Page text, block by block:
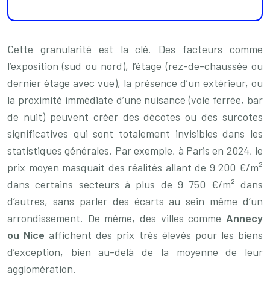
Cette granularité est la clé. Des facteurs comme
l’exposition (sud ou nord), l’étage (rez-de-chaussée ou
dernier étage avec vue), la présence d’un extérieur, ou
la proximité immédiate d’une nuisance (voie ferrée, bar
de nuit) peuvent créer des décotes ou des surcotes
significatives qui sont totalement invisibles dans les
statistiques générales. Par exemple, à Paris en 2024, le
prix moyen masquait des réalités allant de 9 200 €/m²
dans certains secteurs à plus de 9 750 €/m² dans
d’autres, sans parler des écarts au sein même d’un
arrondissement. De même, des villes comme Annecy
ou Nice affichent des prix très élevés pour les biens
d’exception, bien au-delà de la moyenne de leur
agglomération.